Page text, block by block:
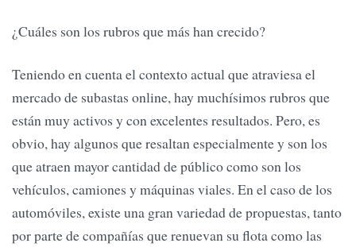
¿Cuáles son los rubros que más han crecido?
Teniendo en cuenta el contexto actual que atraviesa el
mercado de subastas online, hay muchísimos rubros que
están muy activos y con excelentes resultados. Pero, es
obvio, hay algunos que resaltan especialmente y son los
que atraen mayor cantidad de público como son los
vehículos, camiones y máquinas viales. En el caso de los
automóviles, existe una gran variedad de propuestas, tanto
por parte de compañías que renuevan su flota como las